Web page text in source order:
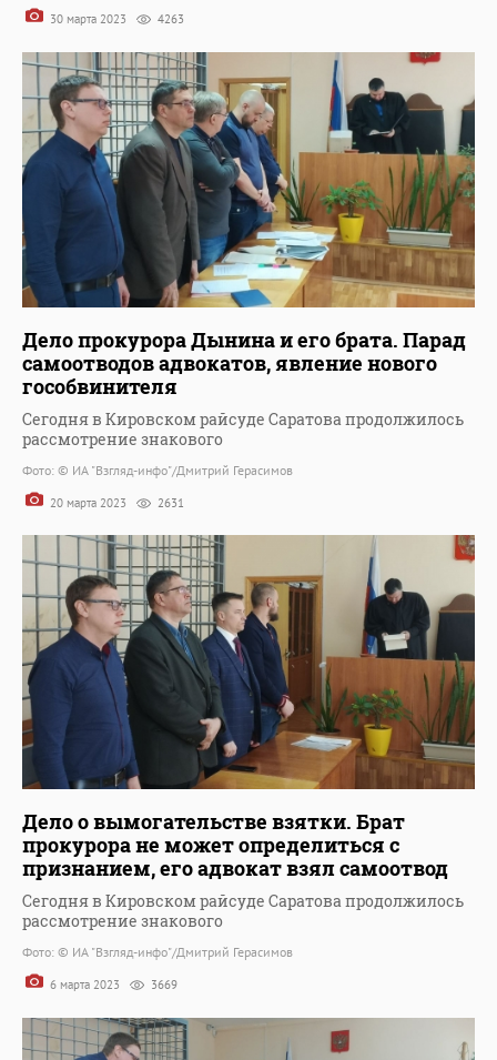
30 марта 2023 4263
Дело прокурора Дынина и его брата. Парад
самоотводов адвокатов, явление нового
гособвинителя
Сегодня в Кировском райсуде Саратова продолжилось
рассмотрение знакового
Фото: © ИА "Взгляд-инфо"/Дмитрий Герасимов
20 марта 2023 2631
Дело о вымогательстве взятки. Брат
прокурора не может определиться с
признанием, его адвокат взял самоотвод
Сегодня в Кировском райсуде Саратова продолжилось
рассмотрение знакового
Фото: © ИА "Взгляд-инфо"/Дмитрий Герасимов
6 марта 2023 3669